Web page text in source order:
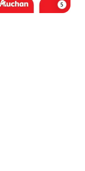
5